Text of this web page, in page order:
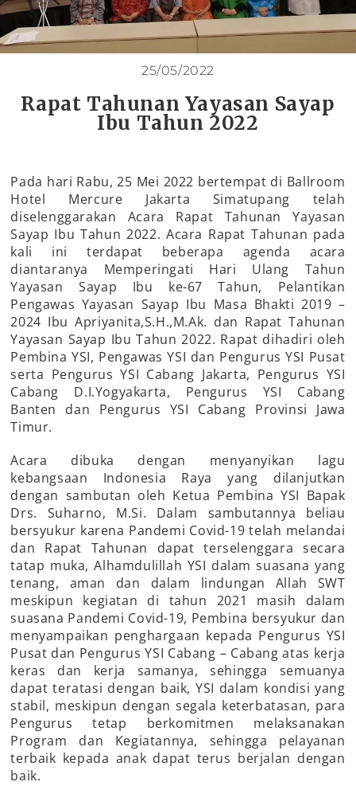
25/05/2022
Rapat Tahunan Yayasan Sayap
Ibu Tahun 2022
Pada hari Rabu, 25 Mei 2022 bertempat di Ballroom
Hotel Mercure Jakarta Simatupang telah
diselenggarakan Acara Rapat Tahunan Yayasan
Sayap Ibu Tahun 2022. Acara Rapat Tahunan pada
kali ini terdapat beberapa agenda acara
diantaranya Memperingati Hari Ulang Tahun
Yayasan Sayap Ibu ke-67 Tahun, Pelantikan
Pengawas Yayasan Sayap Ibu Masa Bhakti 2019 –
2024 Ibu Apriyanita,S.H.,M.Ak. dan Rapat Tahunan
Yayasan Sayap Ibu Tahun 2022. Rapat dihadiri oleh
Pembina YSI, Pengawas YSI dan Pengurus YSI Pusat
serta Pengurus YSI Cabang Jakarta, Pengurus YSI
Cabang D.I.Yogyakarta, Pengurus YSI Cabang
Banten dan Pengurus YSI Cabang Provinsi Jawa
Timur.
Acara dibuka dengan menyanyikan lagu
kebangsaan Indonesia Raya yang dilanjutkan
dengan sambutan oleh Ketua Pembina YSI Bapak
Drs. Suharno, M.Si. Dalam sambutannya beliau
bersyukur karena Pandemi Covid-19 telah melandai
dan Rapat Tahunan dapat terselenggara secara
tatap muka, Alhamdulillah YSI dalam suasana yang
tenang, aman dan dalam lindungan Allah SWT
meskipun kegiatan di tahun 2021 masih dalam
suasana Pandemi Covid-19, Pembina bersyukur dan
menyampaikan penghargaan kepada Pengurus YSI
Pusat dan Pengurus YSI Cabang – Cabang atas kerja
keras dan kerja samanya, sehingga semuanya
dapat teratasi dengan baik, YSI dalam kondisi yang
stabil, meskipun dengan segala keterbatasan, para
Pengurus tetap berkomitmen melaksanakan
Program dan Kegiatannya, sehingga pelayanan
terbaik kepada anak dapat terus berjalan dengan
baik.